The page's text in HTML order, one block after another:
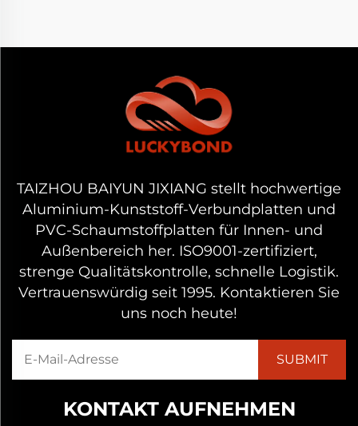
TAIZHOU BAIYUN JIXIANG stellt hochwertige
Aluminium-Kunststoff-Verbundplatten und
PVC-Schaumstoffplatten für Innen- und
Außenbereich her. ISO9001-zertifiziert,
strenge Qualitätskontrolle, schnelle Logistik.
Vertrauenswürdig seit 1995. Kontaktieren Sie
uns noch heute!
KONTAKT AUFNEHMEN